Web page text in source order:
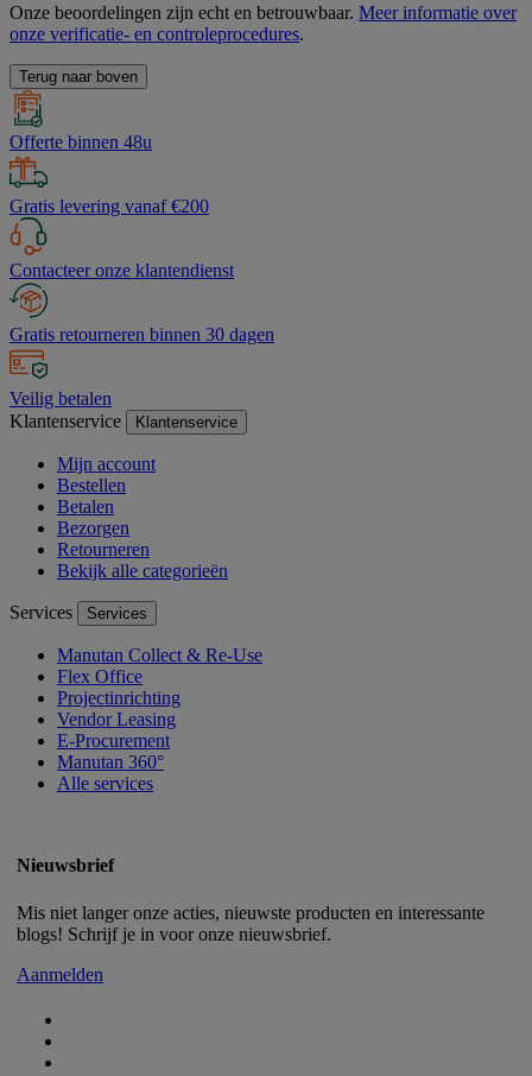
Onze beoordelingen zijn echt en betrouwbaar. Meer informatie over
onze verificatie- en controleprocedures.
Terug naar boven
Offerte binnen 48u
Gratis levering vanaf €200
Contacteer onze klantendienst
Gratis retourneren binnen 30 dagen
Veilig betalen
Klantenservice
Klantenservice
Mijn account
Bestellen
Betalen
Bezorgen
Retourneren
Bekijk alle categorieën
Services Services
Manutan Collect & Re-Use
Flex Office
Projectinrichting
Vendor Leasing
E-Procurement
Manutan 360°
Alle services
Nieuwsbrief
Mis niet langer onze acties, nieuwste producten en interessante
blogs! Schrijf je in voor onze nieuwsbrief.
Aanmelden